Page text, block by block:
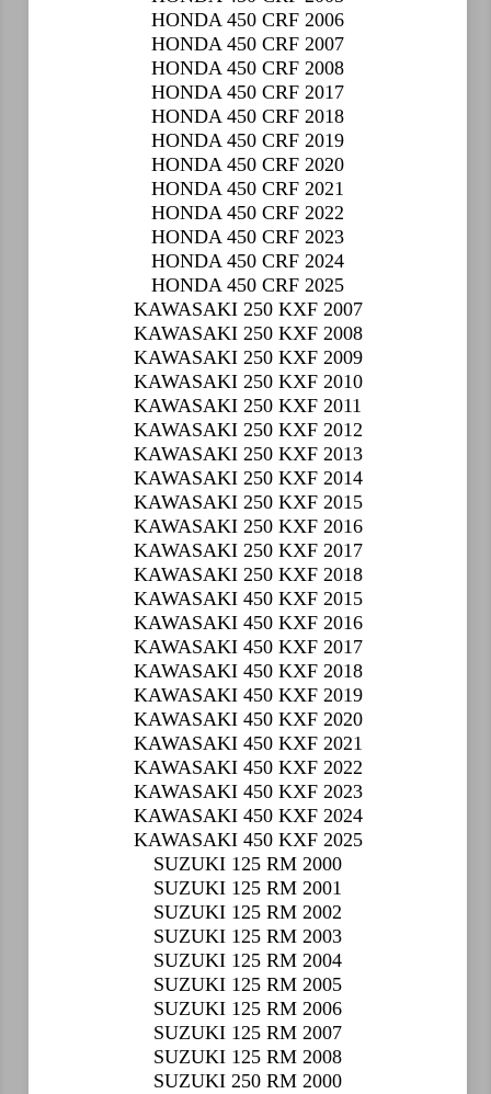
HONDA 450 CRF 2006
HONDA 450 CRF 2007
HONDA 450 CRF 2008
HONDA 450 CRF 2017
HONDA 450 CRF 2018
HONDA 450 CRF 2019
HONDA 450 CRF 2020
HONDA 450 CRF 2021
HONDA 450 CRF 2022
HONDA 450 CRF 2023
HONDA 450 CRF 2024
HONDA 450 CRF 2025
KAWASAKI 250 KXF 2007
KAWASAKI 250 KXF 2008
KAWASAKI 250 KXF 2009
KAWASAKI 250 KXF 2010
KAWASAKI 250 KXF 2011
KAWASAKI 250 KXF 2012
KAWASAKI 250 KXF 2013
KAWASAKI 250 KXF 2014
KAWASAKI 250 KXF 2015
KAWASAKI 250 KXF 2016
KAWASAKI 250 KXF 2017
KAWASAKI 250 KXF 2018
KAWASAKI 450 KXF 2015
KAWASAKI 450 KXF 2016
KAWASAKI 450 KXF 2017
KAWASAKI 450 KXF 2018
KAWASAKI 450 KXF 2019
KAWASAKI 450 KXF 2020
KAWASAKI 450 KXF 2021
KAWASAKI 450 KXF 2022
KAWASAKI 450 KXF 2023
KAWASAKI 450 KXF 2024
KAWASAKI 450 KXF 2025
SUZUKI 125 RM 2000
SUZUKI 125 RM 2001
SUZUKI 125 RM 2002
SUZUKI 125 RM 2003
SUZUKI 125 RM 2004
SUZUKI 125 RM 2005
SUZUKI 125 RM 2006
SUZUKI 125 RM 2007
SUZUKI 125 RM 2008
SUZUKI 250 RM 2000